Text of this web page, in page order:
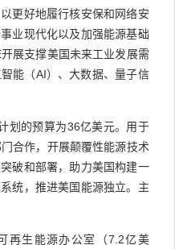
更好地履行核安保和网络安
业现代化以及加强能源基础
开展支撑美国未来工业发展需
能（AI）、大数据、量子信
划的预算为36亿美元。 用于
合作，开展颠覆性能源技术
破和部署，助力美国构建一
统，推进美国能源独立。主
再生能源办公室（7.2亿美